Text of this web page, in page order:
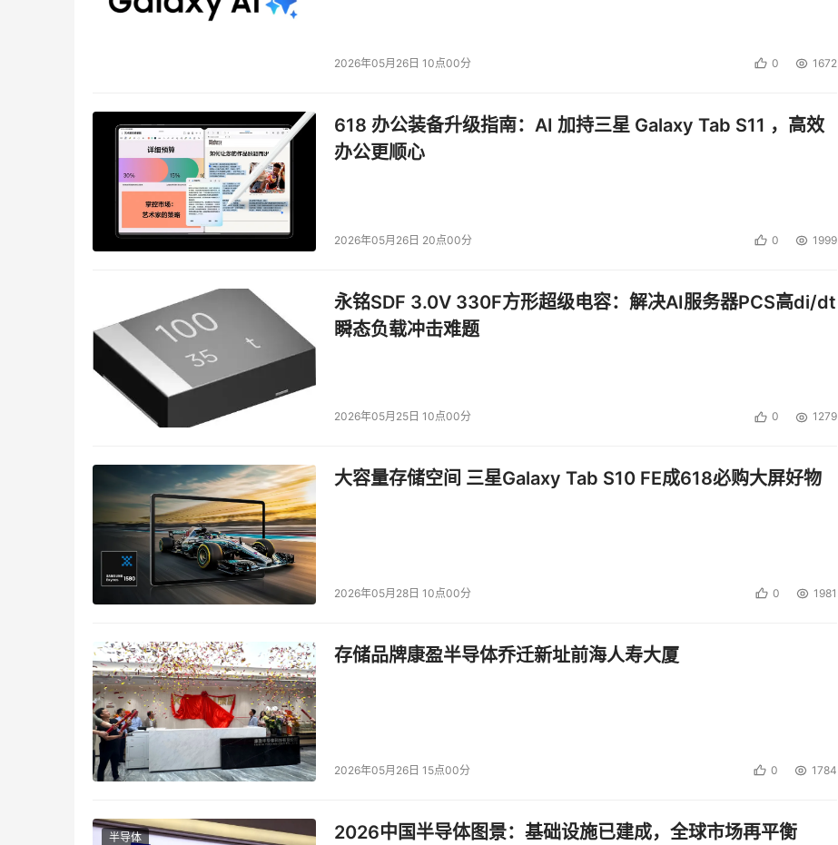
2026年05月26日 10点00分 0 1672
618 办公装备升级指南：AI 加持三星 Galaxy Tab S11 ，高效
办公更顺心
2026年05月26日 20点00分 0 1999
永铭SDF 3.0V 330F方形超级电容：解决AI服务器PCS高di/dt
瞬态负载冲击难题
2026年05月25日 10点00分 0 1279
大容量存储空间 三星Galaxy Tab S10 FE成618必购大屏好物
2026年05月28日 10点00分 0 1981
存储品牌康盈半导体乔迁新址前海人寿大厦
2026年05月26日 15点00分 0 1784
半导体 2026中国半导体图景：基础设施已建成，全球市场再平衡